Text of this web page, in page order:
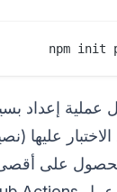
npm init
عملية إعداد
عليها
على